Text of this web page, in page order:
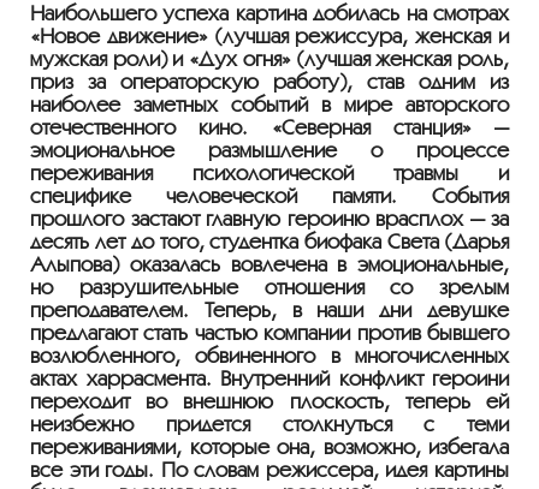
Наибольшего успеха картина добилась на смотрах
«Новое движение» (лучшая режиссура, женская и
мужская роли) и «Дух огня» (лучшая женская роль,
приз за операторскую работу), став одним из
наиболее заметных событий в мире авторского
отечественного кино. «Северная станция» —
эмоциональное размышление о процессе
переживания психологической травмы и
специфике человеческой памяти. События
прошлого застают главную героиню врасплох — за
десять лет до того, студентка биофака Света (Дарья
Алыпова) оказалась вовлечена в эмоциональные,
но разрушительные отношения со зрелым
преподавателем. Теперь, в наши дни девушке
предлагают стать частью компании против бывшего
возлюбленного, обвиненного в многочисленных
актах харрасмента. Внутренний конфликт героини
переходит во внешнюю плоскость, теперь ей
неизбежно придется столкнуться с теми
переживаниями, которые она, возможно, избегала
все эти годы. По словам режиссера, идея картины